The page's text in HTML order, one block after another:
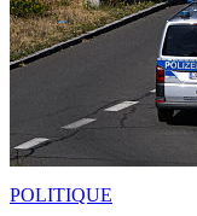
POLITIQUE